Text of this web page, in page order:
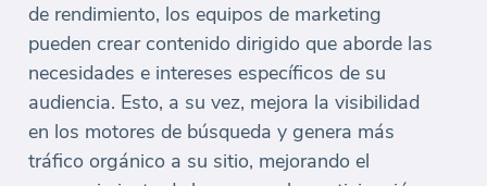
de rendimiento, los equipos de marketing
pueden crear contenido dirigido que aborde las
necesidades e intereses específicos de su
audiencia. Esto, a su vez, mejora la visibilidad
en los motores de búsqueda y genera más
tráfico orgánico a su sitio, mejorando el